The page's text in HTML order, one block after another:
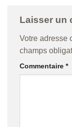
Laisser un
Votre adresse
champs
Commentaire *